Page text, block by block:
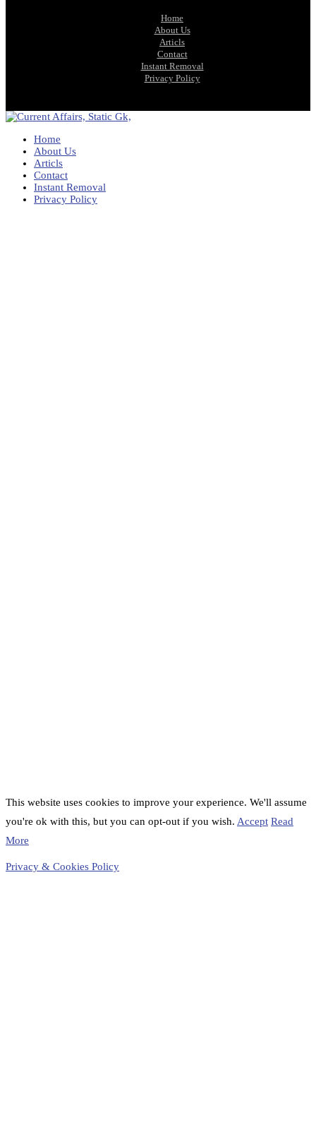
Home
About Us
Articls
Contact
Instant Removal
Privacy Policy
Home
About Us
Articls
Contact
Instant Removal
Privacy Policy
This website uses cookies to improve your experience. We'll assume
you're ok with this, but you can opt-out if you wish. Accept Read
More
Privacy & Cookies Policy